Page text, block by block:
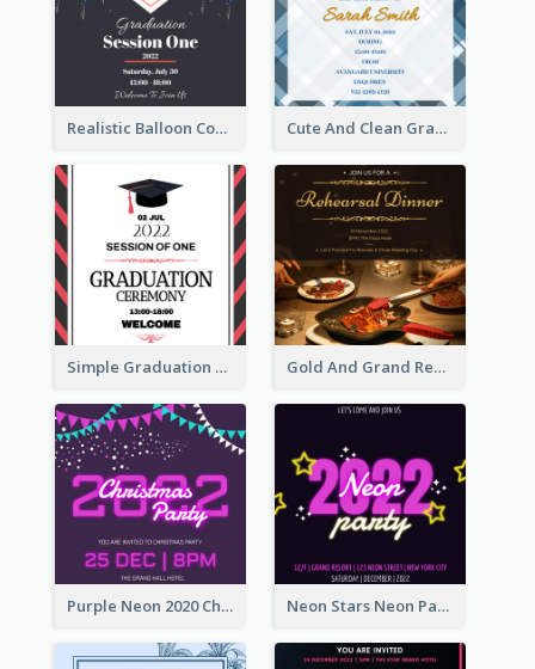
Realistic Balloon Cool Graduation Ceremony Design Cute And Clean Graduation Ceremony Invitation Design Ideas
Simple Graduation Ceremony Invitation Design Template Gold And Grand Rehearsal Dinner For Wedding Invitation
Purple Neon 2020 Christmas Party Invitation Neon Stars Neon Party 2020 Invitation